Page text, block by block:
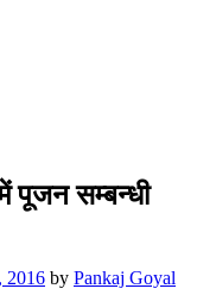
पूजन सम्बन्धी
2016 by Pankaj Goyal